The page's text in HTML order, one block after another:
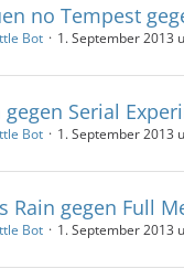
no Tempest
Bot 1. September 2013
gegen Serial
Bot 1. September 2013
Rain gegen Full
Bot 1. September 2013